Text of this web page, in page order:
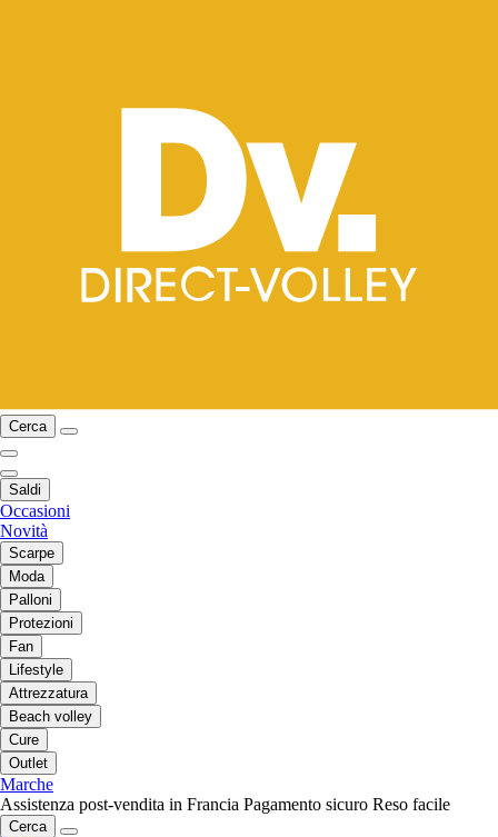
Cerca
Saldi
Occasioni
Novità
Scarpe
Moda
Palloni
Protezioni
Fan
Lifestyle
Attrezzatura
Beach volley
Cure
Outlet
Marche
Assistenza post-vendita in Francia Pagamento sicuro Reso facile
Cerca